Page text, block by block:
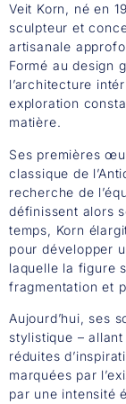
Veit Korn, né en
sculpteur et
artisanale
Formé au design
l’architecture
exploration
matière.
Ses premières
classique de
recherche de
définissent alors
temps, Korn
pour développer
laquelle la figure
fragmentation et
Aujourd’hui, ses
stylistique –
réduites
marquées par
par une intensité